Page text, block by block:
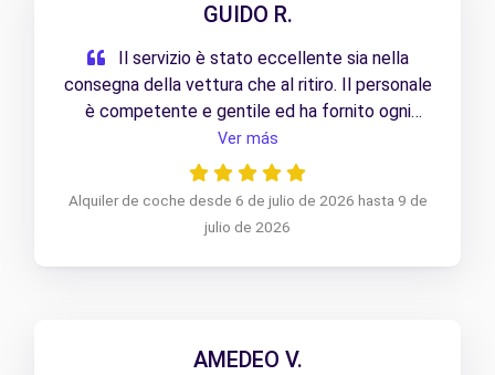
GUIDO R.
Il servizio è stato eccellente sia nella
consegna della vettura che al ritiro. Il personale
è competente e gentile ed ha fornito ogni
Ver más
Alquiler de coche desde 6 de julio de 2026 hasta 9 de
julio de 2026
AMEDEO V.